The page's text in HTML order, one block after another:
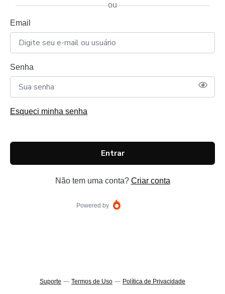
ou
Email
Senha
Esqueci minha senha
Entrar
Não tem uma conta? Criar conta
Powered by
Suporte — Termos de Uso — Política de Privacidade